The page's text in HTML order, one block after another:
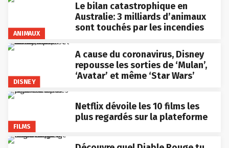
ANIMAUX
Le bilan catastrophique en
Australie: 3 milliards d’animaux
sont touchés par les incendies
DISNEY
A cause du coronavirus, Disney
repousse les sorties de ‘Mulan’,
‘Avatar’ et même ‘Star Wars’
FILMS
Netflix dévoile les 10 films les
plus regardés sur la plateforme